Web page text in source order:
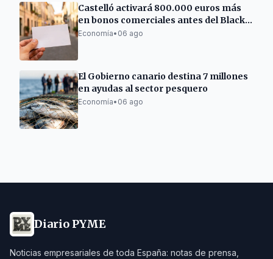
Castelló activará 800.000 euros más
en bonos comerciales antes del Black
Friday
Economía• 06 ago
El Gobierno canario destina 7 millones
en ayudas al sector pesquero
Economía• 06 ago
Diario PYME
Noticias empresariales de toda España: notas de prensa,